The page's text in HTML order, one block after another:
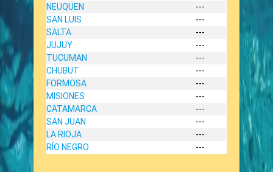
NEUQUEN
---
SAN LUIS
---
SALTA
---
JUJUY
---
TUCUMAN
---
CHUBUT
---
FORMOSA
---
MISIONES
---
CATAMARCA
---
SAN JUAN
---
LA RIOJA
---
RÍO NEGRO
---